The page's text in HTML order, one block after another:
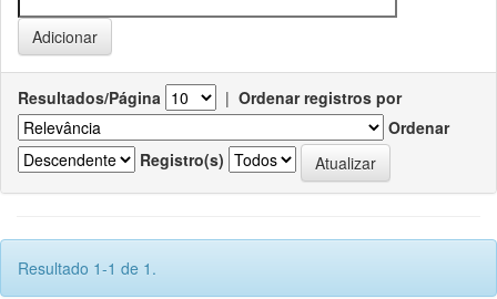
Resultados/Página | Ordenar registros por
Ordenar
Registro(s)
Resultado 1-1 de 1.